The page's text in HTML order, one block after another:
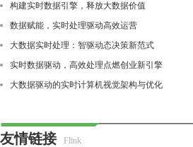
构建实时数据引擎，释放大数据价值
数据赋能，实时处理驱动高效运营
大数据实时处理：智驱动态决策新范式
实时数据驱动，高效处理点燃创业新引擎
大数据驱动的实时计算机视觉架构与优化
友情链接 Flink